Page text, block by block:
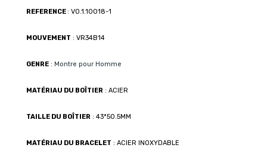
REFERENCE : VO.1.10018-1
MOUVEMENT : VR34B14
GENRE : Montre pour Homme
MATÉRIAU DU BOÎTIER : ACIER
TAILLE DU BOÎTIER : 43*50.5MM
MATÉRIAU DU BRACELET : ACIER INOXYDABLE